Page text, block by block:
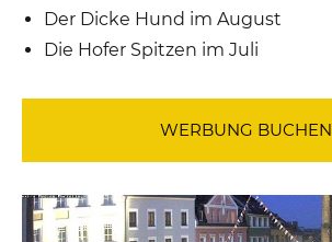
Der Dicke Hund im August
Die Hofer Spitzen im Juli
WERBUNG BUCHEN